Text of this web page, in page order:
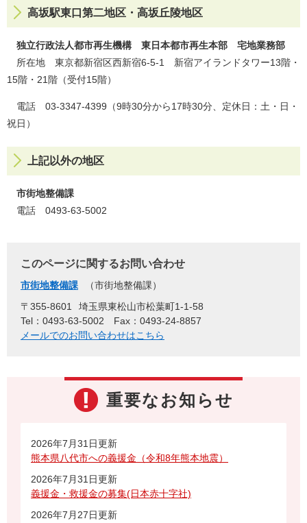
高坂駅東口第二地区・高坂丘陵地区
独立行政法人都市再生機構 東日本都市再生本部 宅地業務部
所在地 東京都新宿区西新宿6-5-1 新宿アイランドタワー13階・
15階・21階（受付15階）
電話 03-3347-4399（9時30分から17時30分、定休日：土・日・
祝日）
上記以外の地区
市街地整備課
電話 0493-63-5002
このページに関するお問い合わせ
市街地整備課
市街地整備課
〒355-8601
埼玉県東松山市松葉町1-1-58
Tel：0493-63-5002
Fax：0493-24-8857
メールでのお問い合わせはこちら
重要なお知らせ
2026年7月31日更新
熊本県八代市への義援金（令和8年熊本地震）
2026年7月31日更新
義援金・救援金の募集(日本赤十字社)
2026年7月27日更新